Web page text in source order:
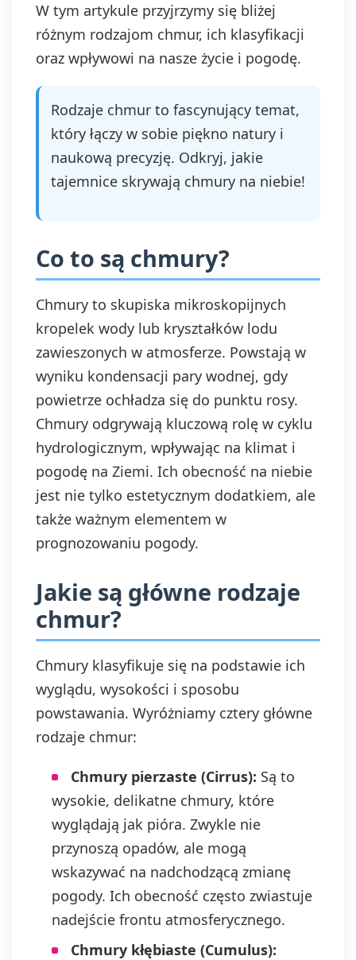
W tym artykule przyjrzymy się bliżej
różnym rodzajom chmur, ich klasyfikacji
oraz wpływowi na nasze życie i pogodę.
Rodzaje chmur to fascynujący temat,
który łączy w sobie piękno natury i
naukową precyzję. Odkryj, jakie
tajemnice skrywają chmury na niebie!
Co to są chmury?
Chmury to skupiska mikroskopijnych
kropelek wody lub kryształków lodu
zawieszonych w atmosferze. Powstają w
wyniku kondensacji pary wodnej, gdy
powietrze ochładza się do punktu rosy.
Chmury odgrywają kluczową rolę w cyklu
hydrologicznym, wpływając na klimat i
pogodę na Ziemi. Ich obecność na niebie
jest nie tylko estetycznym dodatkiem, ale
także ważnym elementem w
prognozowaniu pogody.
Jakie są główne rodzaje
chmur?
Chmury klasyfikuje się na podstawie ich
wyglądu, wysokości i sposobu
powstawania. Wyróżniamy cztery główne
rodzaje chmur:
Chmury pierzaste (Cirrus): Są to
wysokie, delikatne chmury, które
wyglądają jak pióra. Zwykle nie
przynoszą opadów, ale mogą
wskazywać na nadchodzącą zmianę
pogody. Ich obecność często zwiastuje
nadejście frontu atmosferycznego.
Chmury kłębiaste (Cumulus):